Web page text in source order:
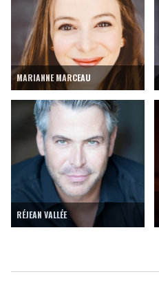
MARIANNE MARCEAU
RÉJEAN VALLÉE